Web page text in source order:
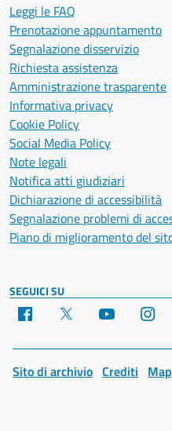
Leggi le FAQ
Prenotazione appuntamento
Segnalazione disservizio
Richiesta assistenza
Amministrazione trasparente
Informativa privacy
Cookie Policy
Social Media Policy
Note legali
Notifica atti giudiziari
Dichiarazione di accessibilità
Segnalazione problemi di
Piano di miglioramento del
SEGUICI SU
Facebook YouTube
Sito di archivio Crediti